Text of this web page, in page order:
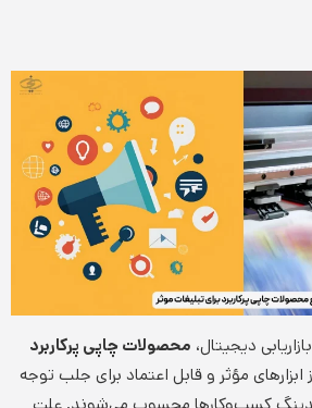
دیجیتال، محصولات چاپی پرکاربرد
مؤثر و قابل اعتماد برای جلب توجه